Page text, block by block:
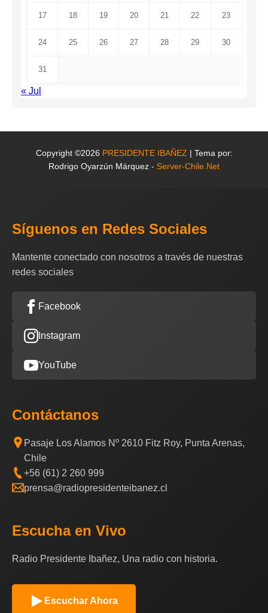
17 18 19 20 21 22 23
24 25 26 27 28 29 30
31
« Jul
Copyright ©2026 PRESIDENTE IBAÑEZ | Tema por:
Rodrigo Oyarzún Márquez - Server-Chile.Net
Síguenos en Redes Sociales
Mantente conectado con nosotros a través de nuestras
redes sociales
Facebook
Instagram
YouTube
Contáctanos
Pasaje Los Alamos Nº 2610 Fitz Roy, Punta Arenas,
Chile
+56 (61) 2 260 999
prensa@radiopresidenteibanez.cl
Escucha en Vivo
Radio Presidente Ibañez, Una radio con historia.
Escuchar Ahora